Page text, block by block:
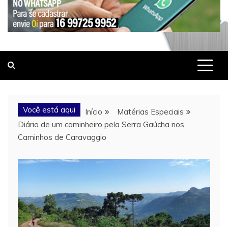
Você está aqui Início
Matérias Especiais
Diário de um caminheiro pela Serra Gaúcha nos
Caminhos de Caravaggio